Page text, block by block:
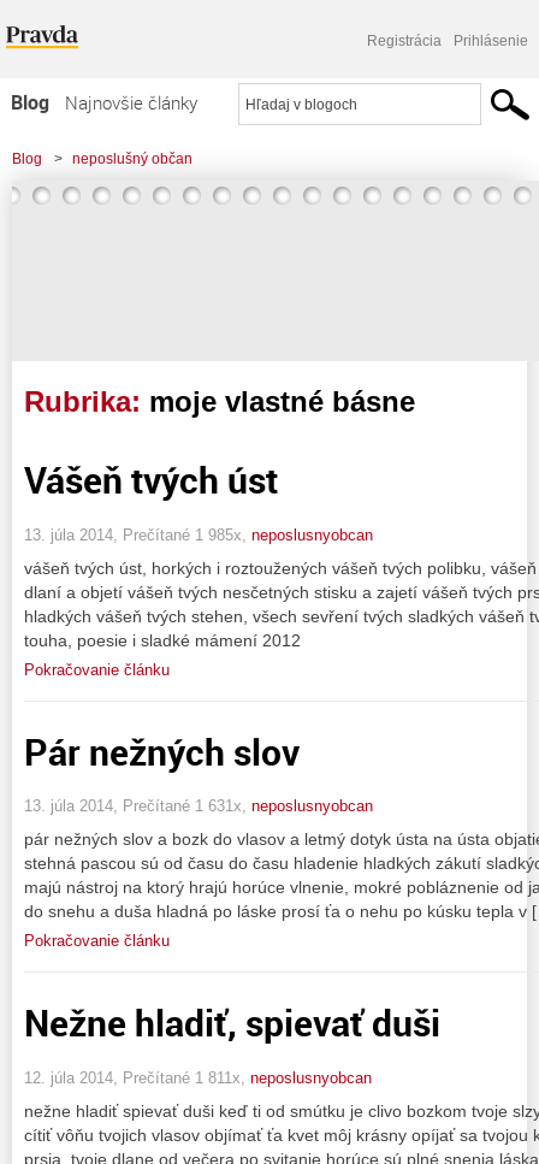
Registrácia Prihlásenie
Blog
Najnovšie články
Najčítanejšie články
Najkomentovanejšie články
Blog > neposlušný občan
Rubrika: moje vlastné básne
Vášeň tvých úst
13. júla 2014, Prečítané 1 985x, neposlusnyobcan
vášeň tvých úst, horkých i roztoužených vášeň tvých polibku,
dlaní a objetí vášeň tvých nesčetných stisku a zajetí vášeň tvých
hladkých vášeň tvých stehen, všech sevření tvých sladkých vášeň
touha, poesie i sladké mámení 2012
Pokračovanie článku
Pár nežných slov
13. júla 2014, Prečítané 1 631x, neposlusnyobcan
pár nežných slov a bozk do vlasov a letmý dotyk ústa na ústa
stehná pascou sú od času do času hladenie hladkých zákutí
majú nástroj na ktorý hrajú horúce vlnenie, mokré pobláznenie od
do snehu a duša hladná po láske prosí ťa o nehu po kúsku tepla v
Pokračovanie článku
Nežne hladiť, spievať duši
12. júla 2014, Prečítané 1 811x, neposlusnyobcan
nežne hladiť spievať duši keď ti od smútku je clivo bozkom tvoje
cítiť vôňu tvojich vlasov objímať ťa kvet môj krásny opíjať sa tvojou
prsia, tvoje dlane od večera po svitanie horúce sú plné snenia